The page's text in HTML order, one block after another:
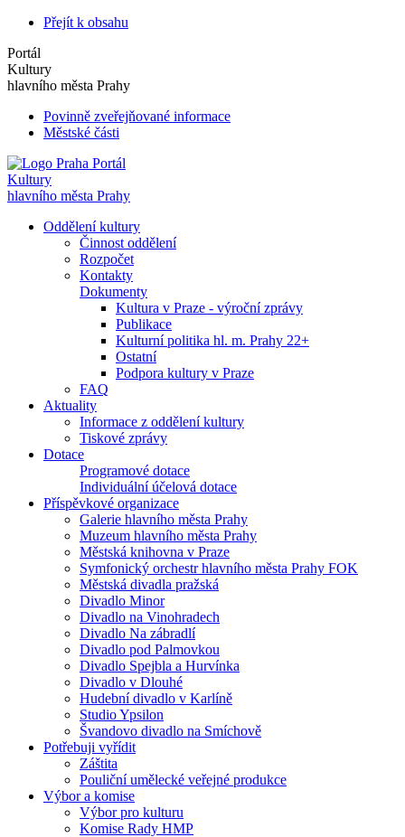
Přejít k obsahu
Portál
Kultury
hlavního města Prahy
Povinně zveřejňované informace
Městské části
Portál
Kultury
hlavního města Prahy
Oddělení kultury
Činnost oddělení
Rozpočet
Kontakty
Dokumenty
Kultura v Praze - výroční zprávy
Publikace
Kulturní politika hl. m. Prahy 22+
Ostatní
Podpora kultury v Praze
FAQ
Aktuality
Informace z oddělení kultury
Tiskové zprávy
Dotace
Programové dotace
Individuální účelová dotace
Příspěvkové organizace
Galerie hlavního města Prahy
Muzeum hlavního města Prahy
Městská knihovna v Praze
Symfonický orchestr hlavního města Prahy FOK
Městská divadla pražská
Divadlo Minor
Divadlo na Vinohradech
Divadlo Na zábradlí
Divadlo pod Palmovkou
Divadlo Spejbla a Hurvínka
Divadlo v Dlouhé
Hudební divadlo v Karlíně
Studio Ypsilon
Švandovo divadlo na Smíchově
Potřebuji vyřídit
Záštita
Pouliční umělecké veřejné produkce
Výbor a komise
Výbor pro kulturu
Komise Rady HMP